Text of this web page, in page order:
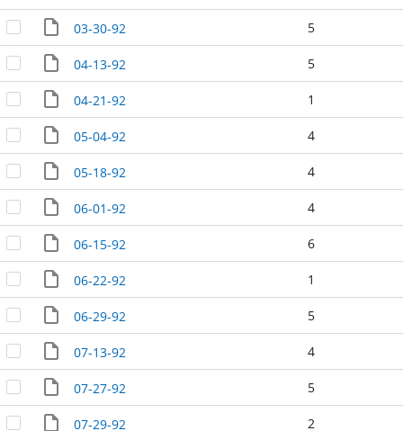
03-30-92 5
04-13-92 5
04-21-92 1
05-04-92 4
05-18-92 4
06-01-92 4
06-15-92 6
06-22-92 1
06-29-92 5
07-13-92 4
07-27-92 5
07-29-92 2